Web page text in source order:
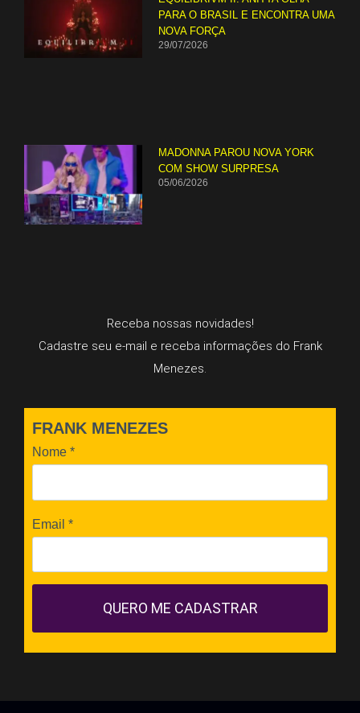
PARA O BRASIL E ENCONTRA UMA
NOVA FORÇA
29/07/2026
MADONNA PAROU NOVA YORK
COM SHOW SURPRESA
05/06/2026
Receba nossas novidades!
Cadastre seu e-mail e receba informações do Frank
Menezes.
FRANK MENEZES
Nome *
Email *
QUERO ME CADASTRAR